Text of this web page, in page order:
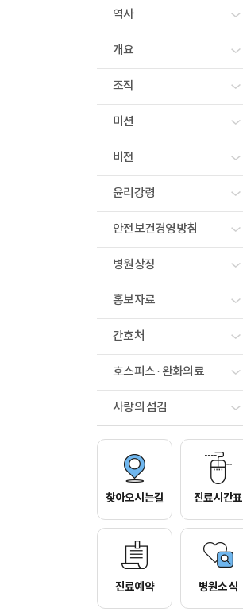
역사
개요
조직
미션
비전
윤리강령
안전보건경영방침
병원상징
홍보자료
간호처
호스피스 · 완화의료
사랑의 섬김
찾아오시는길 진료시간표
진료예약 병원소식